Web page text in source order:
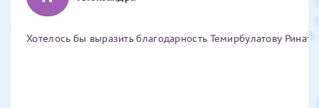
Хотелось бы выразить благодарность Темирбулатову
Получение справки